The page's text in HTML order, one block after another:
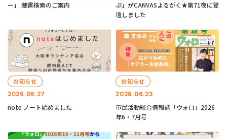
ー」 蔵書検索のご案内
ぷ」がCANVASよるがく★第71夜に登
壇しました
2026.06.27
お知らせ
note ノート始めました
2026.06.23
お知らせ
市民活動総合情報誌「ウォロ」2026
年6・7月号